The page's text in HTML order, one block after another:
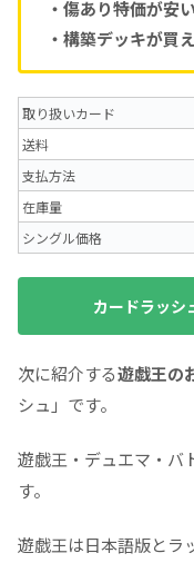
・傷あり特価が安
・構築デッキが買
取り扱いカード
送料
支払方法
在庫量
シングル価格
カードラッシ
次に紹介する遊戯王の
シュ」です。
遊戯王・デュエマ・バ
す。
遊戯王は日本語版とラ